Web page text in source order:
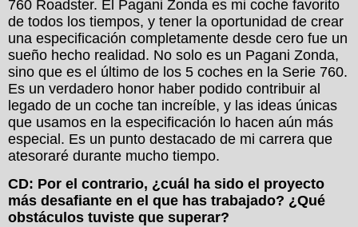
760 Roadster. El Pagani Zonda es mi coche favorito
de todos los tiempos, y tener la oportunidad de crear
una especificación completamente desde cero fue un
sueño hecho realidad. No solo es un Pagani Zonda,
sino que es el último de los 5 coches en la Serie 760.
Es un verdadero honor haber podido contribuir al
legado de un coche tan increíble, y las ideas únicas
que usamos en la especificación lo hacen aún más
especial. Es un punto destacado de mi carrera que
atesoraré durante mucho tiempo.
CD: Por el contrario, ¿cuál ha sido el proyecto
más desafiante en el que has trabajado? ¿Qué
obstáculos tuviste que superar?